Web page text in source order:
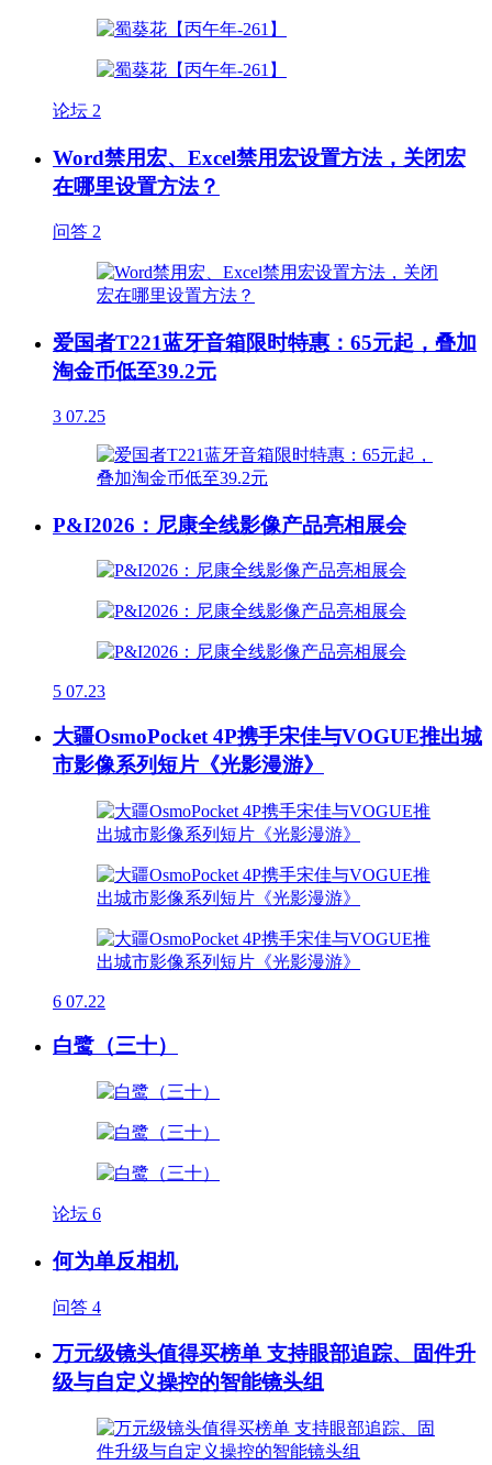
论坛 2
Word禁用宏、Excel禁用宏设置方法，关闭宏
在哪里设置方法？
问答 2
爱国者T221蓝牙音箱限时特惠：65元起，叠加
淘金币低至39.2元
3 07.25
P&I2026：尼康全线影像产品亮相展会
5 07.23
大疆OsmoPocket 4P携手宋佳与VOGUE推出城
市影像系列短片《光影漫游》
6 07.22
白鹭（三十）
论坛 6
何为单反相机
问答 4
万元级镜头值得买榜单 支持眼部追踪、固件升
级与自定义操控的智能镜头组